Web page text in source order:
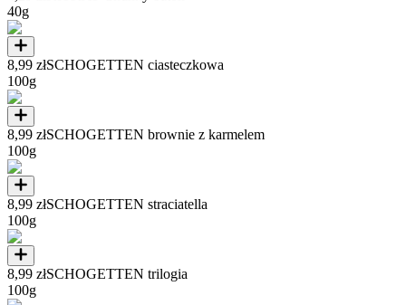
40g
8,99 złSCHOGETTEN ciasteczkowa
100g
8,99 złSCHOGETTEN brownie z karmelem
100g
8,99 złSCHOGETTEN straciatella
100g
8,99 złSCHOGETTEN trilogia
100g